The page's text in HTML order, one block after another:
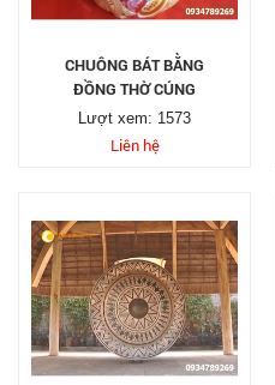
CHUÔNG BÁT BẰNG
ĐỒNG THỜ CÚNG
Lượt xem: 1573
Liên hệ